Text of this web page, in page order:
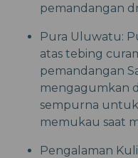
pemandangan
Pura Uluwatu:
atas tebing
pemandangan
mengagumkan
sempurna untuk
memukau saat
Pengalaman